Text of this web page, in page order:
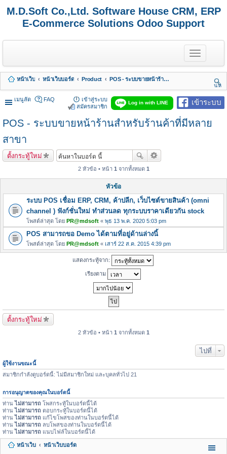
M.D.Soft Co.,Ltd. Software House CRM, ERP
E-Commerce Solutions Odoo Support
T
o
g
e
n
a
i
g
หน้าเว็บ หน้าเว็บบอร์ด Product
POS - ระบบขายหน้าร้านสำหรับร้านค้าที่มีหลายสาขา
นห
า
เมนูลัด
เข้าระบบ
Log in with LINE
FAQ
เข้าสู่ระบบ
สมัครสมาชิก
POS - ระบบขายหน้าร้านสำหรับร้านค้าที่มีหลาย
สาขา
ตั้งกระทู้ใหม่
2 หัวข้อ • หน้า 1 จากทั้งหมด 1
หัวข้อ
ระบบ POS เชื่อม ERP, CRM, ค้าปลีก, เว็บไซต์ขายสินค้า (omni
channel ) ฟังก์ชั่นใหม่ ทำส่วนลด ทุกระบบราคาเดียวกัน stock
โพสต์ล่าสุด โดย PR@mdsoft « พุธ 13 พ.ค. 2020 5:03 pm
POS สามารถขอ Demo ได้ตามที่อยู่ด้านล่างนี้
โพสต์ล่าสุด โดย PR@mdsoft « เสาร์ 22 ส.ค. 2015 4:39 pm
แสดงกระทู้จาก:
เรียงตาม
ตั้งกระทู้ใหม่
2 หัวข้อ • หน้า 1 จากทั้งหมด 1
ไปที่
ผู้ใช้งานขณะนี้
สมาชิกกำลังดูบอร์ดนี้: ไม่มีสมาชิกใหม่ และบุคลทั่วไป 21
การอนุญาตของคุณในบอร์ดนี้
ท่านไม่สามารถ โพสกระทู้ในบอร์ดนี้ได้
ท่านไม่สามารถ ตอบกระทู้ในบอร์ดนี้ได้
ท่านไม่สามารถ แก้ไขโพสของท่านในบอร์ดนี้ได้
ท่านไม่สามารถ ลบโพสของท่านในบอร์ดนี้ได้
ท่านไม่สามารถ แนบไฟล์ในบอร์ดนี้ได้
หน้าเว็บ หน้าเว็บบอร์ด